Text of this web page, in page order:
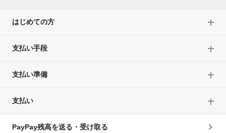
はじめての方
支払い手段
支払い準備
支払い
PayPay残高を送る・受け取る